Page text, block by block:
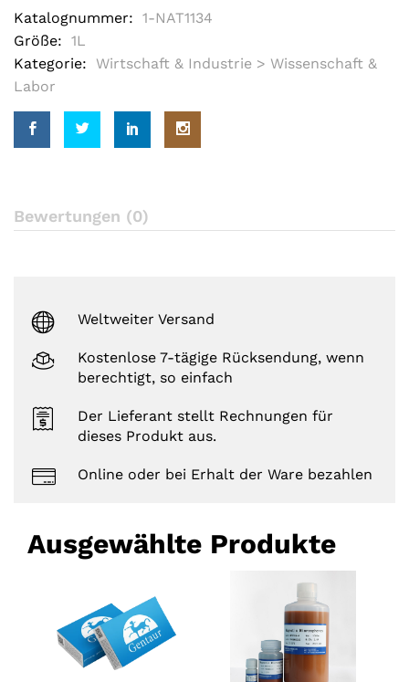
d
c
o
m
e
Katalognummer: 1-NAT1134
Größe: 1L
Kategorie:
Wirtschaft & Industrie > Wissenschaft &
Labor
Bewertungen (0)
Weltweiter Versand
Kostenlose 7-tägige Rücksendung, wenn
berechtigt, so einfach
Der Lieferant stellt Rechnungen für
dieses Produkt aus.
Online oder bei Erhalt der Ware bezahlen
Ausgewählte Produkte